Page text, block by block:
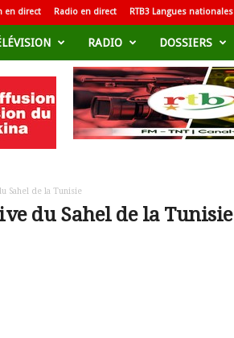
en direct Radio en direct RTB3 Langues nationales
RADIO DOSSIERS
Sahel de la Tunisie
du Sahel de la Tunisie